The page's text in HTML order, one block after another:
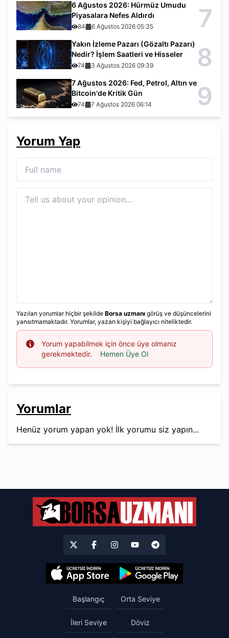
6 Ağustos 2026: Hürmüz Umudu
Piyasalara Nefes Aldırdı
84 6 Ağustos 2026 05:35 7
Yakın İzleme Pazarı (Gözaltı Pazarı)
Nedir? İşlem Saatleri ve Hisseler
74 3 Ağustos 2026 09:39 8
7 Ağustos 2026: Fed, Petrol, Altın ve
Bitcoin'de Kritik Gün
74 7 Ağustos 2026 06:14 9
Yorum Yap
Yazılan yorumlar hiçbir şekilde Borsa uzmanı görüş ve düşüncelerini
yansıtmamaktadır. Yorumlar, yazan kişiyi bağlayıcı niteliktedir.
Info
Yorum yapabilmek için önce üye olmanız
gerekmektedir.
Hemen Üye Ol
Yorumlar
Henüz yorum yapan yok! İlk yorumu siz yapın...
Başlangıç Orta Seviye
İleri Seviye Döviz